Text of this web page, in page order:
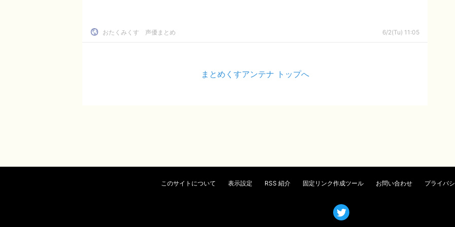
おたくみくす 声優まとめ 6/2(Tu) 11:05
まとめくすアンテナ トップへ
このサイトについて 表示設定 RSS 紹介 固定リンク作成ツール お問い合わせ プライバ